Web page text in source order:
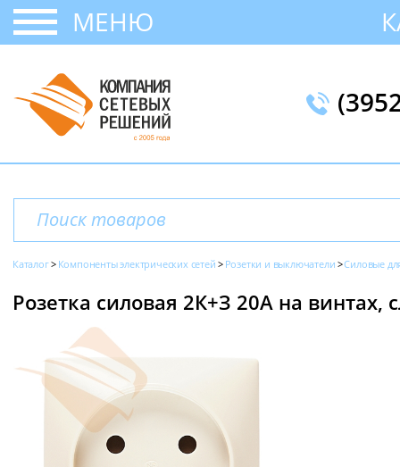
МЕНЮ
Каталог Компоненты электрических сетей Розетки и выключатели Силовые
Розетка силовая 2К+З 20А на винтах,